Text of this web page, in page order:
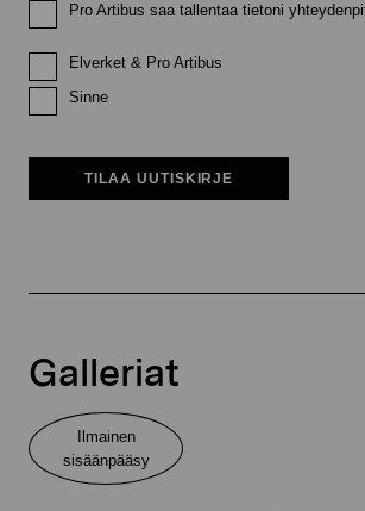
Pro Artibus saa tallentaa tietoni
Elverket & Pro Artibus
Sinne
TILAA UUTISKIRJE
Galleriat
Ilmainen
sisäänpääsy